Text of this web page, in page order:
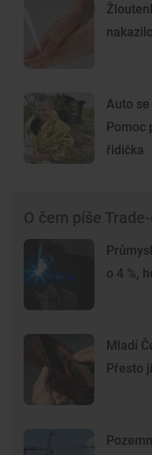
Auto
Pomoc
řidička
O čem píše
o 4 %,
Mladí
Přesto